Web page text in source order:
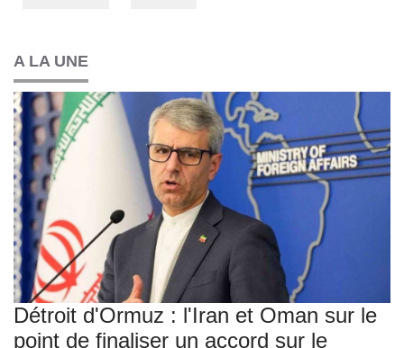
A LA UNE
Détroit d'Ormuz : l'Iran et Oman sur le
point de finaliser un accord sur le